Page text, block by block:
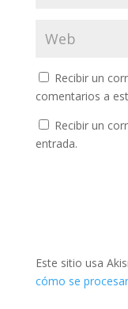
Recibir un
comentarios a
Recibir un
entrada.
Este sitio usa
cómo se